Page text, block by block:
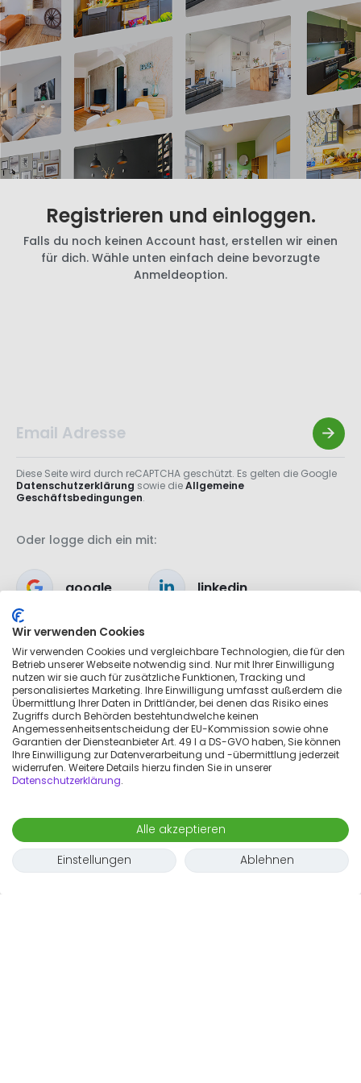
Registrieren und einloggen.
Falls du noch keinen Account hast, erstellen wir einen
für dich. Wähle unten einfach deine bevorzugte
Anmeldeoption.
Diese Seite wird durch reCAPTCHA geschützt. Es gelten die Google
Datenschutzerklärung sowie dieAllgemeine
Geschäftsbedingungen.
Oder logge dich ein mit:
google linkedin
apple
Wir verwenden Cookies
Wir verwenden Cookies und vergleichbare Technologien, die für den
Betrieb unserer Webseite notwendig sind. Nur mit Ihrer Einwilligung
nutzen wir sie auch für zusätzliche Funktionen, Tracking und
personalisiertes Marketing. Ihre Einwilligung umfasst außerdem die
Übermittlung Ihrer Daten in Drittländer, bei denen das Risiko eines
Zugriffs durch Behörden bestehtundwelche keinen
Angemessenheitsentscheidung der EU-Kommission sowie ohne
Garantien der Diensteanbieter Art. 49 I a DS-GVO haben, Sie können
Ihre Einwilligung zur Datenverarbeitung und -übermittlung jederzeit
widerrufen. Weitere Details hierzu finden Sie in unserer
Datenschutzerklärung.
Alle akzeptieren
Einstellungen
Ablehnen